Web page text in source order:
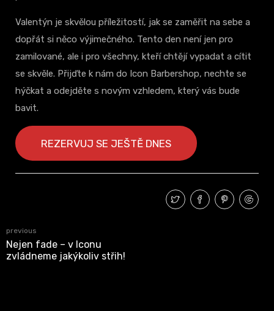
Valentýn je skvělou příležitostí, jak se zaměřit na sebe a
dopřát si něco výjimečného. Tento den není jen pro
zamilované, ale i pro všechny, kteří chtějí vypadat a cítit
se skvěle. Přijďte k nám do Icon Barbershop, nechte se
hýčkat a odejděte s novým vzhledem, který vás bude
bavit.
REZERVUJ SE JEŠTĚ DNES
previous
Nejen fade – v Iconu
zvládneme jakýkoliv střih!